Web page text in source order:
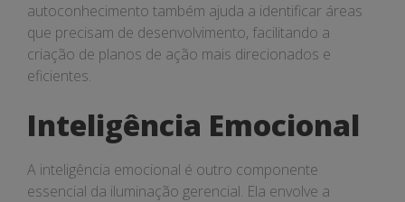
autoconhecimento também ajuda a identificar áreas
que precisam de desenvolvimento, facilitando a
criação de planos de ação mais direcionados e
eficientes.
Inteligência Emocional
A inteligência emocional é outro componente
essencial da iluminação gerencial. Ela envolve a